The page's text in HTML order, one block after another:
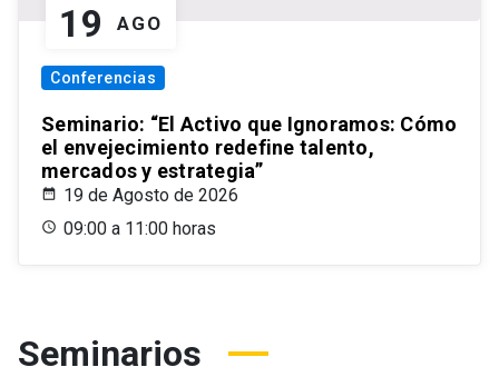
19 AGO
Conferencias
Seminario: “El Activo que Ignoramos: Cómo
el envejecimiento redefine talento,
mercados y estrategia”
19 de Agosto de 2026
09:00 a 11:00 horas
Seminarios